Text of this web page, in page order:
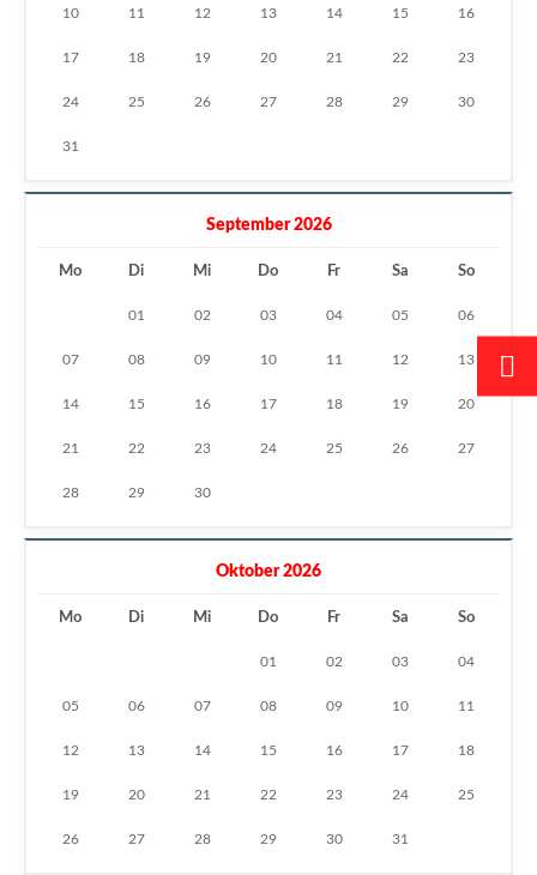
10 11 12 13 14 15 16
17 18 19 20 21 22 23
24 25 26 27 28 29 30
31
September 2026
Mo Di Mi Do Fr Sa So
01 02 03 04 05 06
07 08 09 10 11 12 13
14 15 16 17 18 19 20
21 22 23 24 25 26 27
28 29 30
Oktober 2026
Mo Di Mi Do Fr Sa So
01 02 03 04
05 06 07 08 09 10 11
12 13 14 15 16 17 18
19 20 21 22 23 24 25
26 27 28 29 30 31